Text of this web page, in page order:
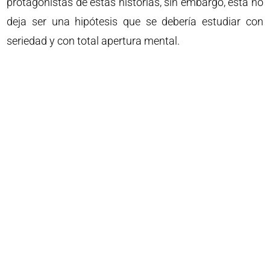
deja ser una hipótesis que se debería estudiar con
seriedad y con total apertura mental.